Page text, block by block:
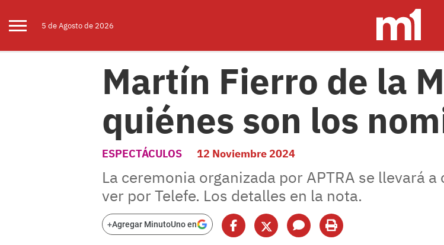
5 deAgostode 2026
Martín Fierro de la
quiénes son los
ESPECTÁCULOS 12 Noviembre 2024
La ceremonia organizada por APTRA se llevará
ver por Telefe. Los detalles en la nota.
+Agregar MinutoUno en